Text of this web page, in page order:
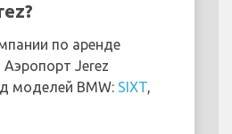
по аренде
Jerez
моделей BMW: SIXT